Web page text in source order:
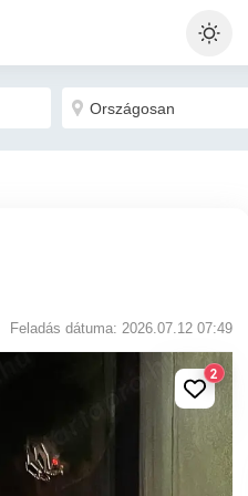
Feladás dátuma: 2026.07.12 07:49
2